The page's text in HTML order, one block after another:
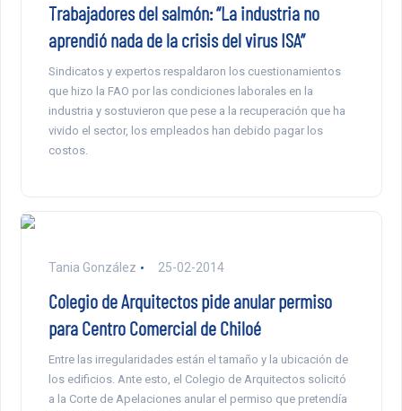
Trabajadores del salmón: “La industria no
aprendió nada de la crisis del virus ISA”
Sindicatos y expertos respaldaron los cuestionamientos
que hizo la FAO por las condiciones laborales en la
industria y sostuvieron que pese a la recuperación que ha
vivido el sector, los empleados han debido pagar los
costos.
Tania González 25-02-2014
Colegio de Arquitectos pide anular permiso
para Centro Comercial de Chiloé
Entre las irregularidades están el tamaño y la ubicación de
los edificios. Ante esto, el Colegio de Arquitectos solicitó
a la Corte de Apelaciones anular el permiso que pretendía